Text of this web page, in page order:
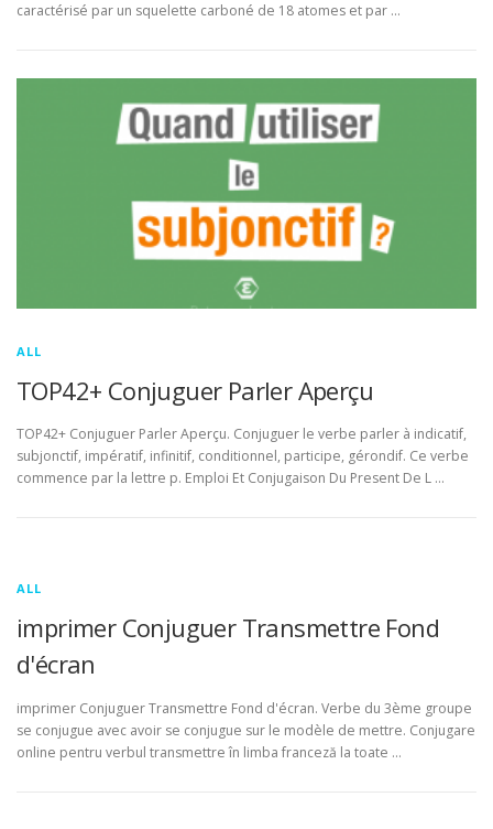
caractérisé par un squelette carboné de 18 atomes et par …
ALL
TOP42+ Conjuguer Parler Aperçu
TOP42+ Conjuguer Parler Aperçu. Conjuguer le verbe parler à indicatif,
subjonctif, impératif, infinitif, conditionnel, participe, gérondif. Ce verbe
commence par la lettre p. Emploi Et Conjugaison Du Present De L …
ALL
imprimer Conjuguer Transmettre Fond
d'écran
imprimer Conjuguer Transmettre Fond d'écran. Verbe du 3ème groupe
se conjugue avec avoir se conjugue sur le modèle de mettre. Conjugare
online pentru verbul transmettre în limba franceză la toate …